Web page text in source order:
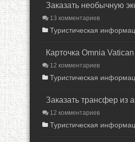
Заказать необычную
13 комментариев
Туристическая
Карточка Omnia
12 комментариев
Туристическая
Заказать трансфер из
12 комментариев
Туристическая